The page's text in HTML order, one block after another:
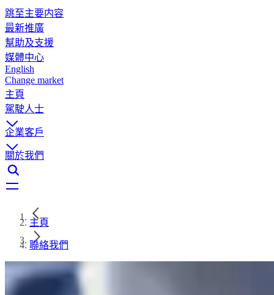
跳至主要内容
最新推廣
幫助及支援
媒體中心
English
Change market
主頁
駕駛人士
企業客戶
關於我們
主頁
聯絡我們